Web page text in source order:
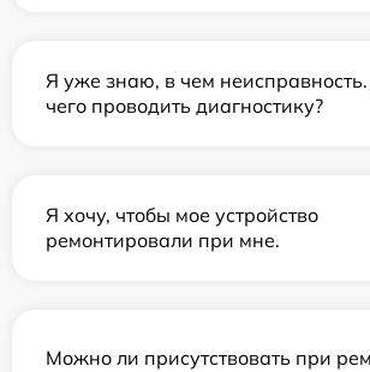
Я уже знаю, в чем
чего проводить диагностику?
Я хочу, чтобы мое устройство
ремонтировали при мне.
Можно ли присутствовать при